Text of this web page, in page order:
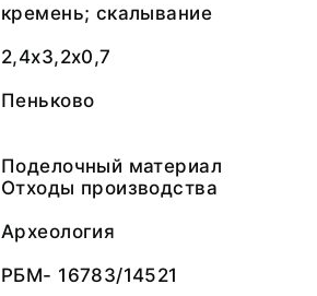
кремень; скалывание
2,4х3,2х0,7
Пеньково
Поделочный материал
Отходы производства
Археология
РБМ- 16783/14521